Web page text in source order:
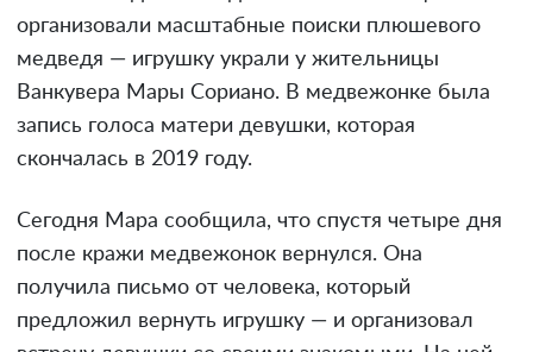
организовали масштабные поиски плюшевого
медведя — игрушку украли у жительницы
Ванкувера Мары Сориано. В медвежонке была
запись голоса матери девушки, которая
скончалась в 2019 году.
Сегодня Мара сообщила, что спустя четыре дня
после кражи медвежонок вернулся. Она
получила письмо от человека, который
предложил вернуть игрушку — и организовал